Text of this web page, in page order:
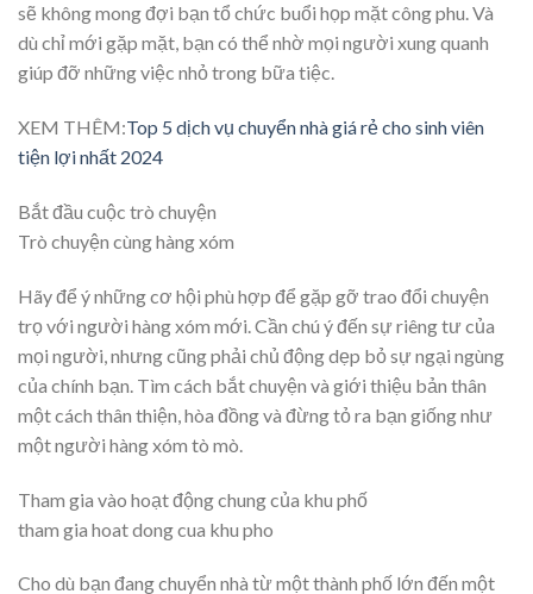
sẽ không mong đợi bạn tổ chức buổi họp mặt công phu. Và
dù chỉ mới gặp mặt, bạn có thể nhờ mọi người xung quanh
giúp đỡ những việc nhỏ trong bữa tiệc.
XEM THÊM:Top 5 dịch vụ chuyển nhà giá rẻ cho sinh viên
tiện lợi nhất 2024
Bắt đầu cuộc trò chuyện
Trò chuyện cùng hàng xóm
Hãy để ý những cơ hội phù hợp để gặp gỡ trao đổi chuyện
trọ với người hàng xóm mới. Cần chú ý đến sự riêng tư của
mọi người, nhưng cũng phải chủ động dẹp bỏ sự ngại ngùng
của chính bạn. Tìm cách bắt chuyện và giới thiệu bản thân
một cách thân thiện, hòa đồng và đừng tỏ ra bạn giống như
một người hàng xóm tò mò.
Tham gia vào hoạt động chung của khu phố
tham gia hoat dong cua khu pho
Cho dù bạn đang chuyển nhà từ một thành phố lớn đến một